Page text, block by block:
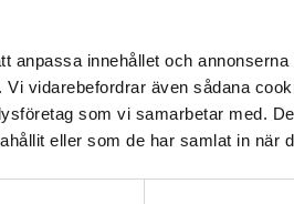
anpassa innehållet och
vidarebefordrar även sådana
som vi samarbetar med.
eller som de har samlat in när
tidigare arbetat inom